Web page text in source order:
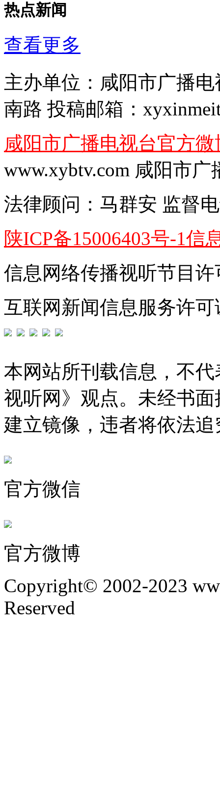
热点新闻
查看更多
主办单位： 咸阳市广播电
南路 投稿邮箱：
咸阳市广播电视台官方微
www.xybtv.com 咸阳市
法律顾问： 马群安 监督
陕ICP备15006403号-1信
信息网络传播视听节目许
互联网新闻信息服务许可
本网站所刊载信息，不
视听网》观点。未经书
建立镜像，违者将依法
官方微信
官方微博
Copyright© 2002-2023
Reserved